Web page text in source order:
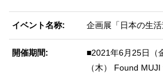
イベント名称 企画展「日本の生活
開催期間
■2021年6月25日（
（木） Found